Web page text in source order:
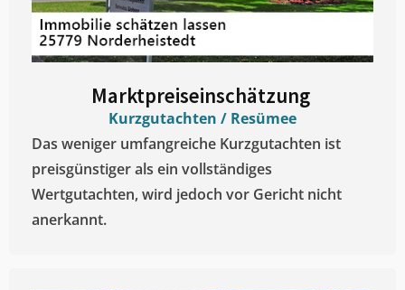
Marktpreiseinschätzung ​
Kurzgutachten / Resümee
Das weniger umfangreiche Kurzgutachten ist
preisgünstiger als ein vollständiges
Wertgutachten, wird jedoch vor Gericht nicht
anerkannt.